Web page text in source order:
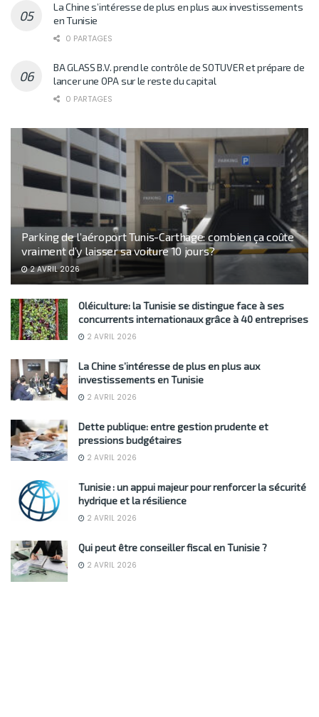
La Chine s’intéresse de plus en plus aux investissements
en Tunisie
0 PARTAGES
BA GLASS B.V. prend le contrôle de SOTUVER et prépare de
lancer une OPA sur le reste du capital
0 PARTAGES
Parking de l’aéroport Tunis-Carthage: combien ça coûte
vraiment d’y laisser sa voiture 10 jours?
2 AVRIL 2026
Oléiculture: la Tunisie se distingue face à ses
concurrents internationaux grâce à 40 entreprises
2 AVRIL 2026
La Chine s’intéresse de plus en plus aux
investissements en Tunisie
2 AVRIL 2026
Dette publique: entre gestion prudente et
pressions budgétaires
2 AVRIL 2026
Tunisie : un appui majeur pour renforcer la sécurité
hydrique et la résilience
2 AVRIL 2026
Qui peut être conseiller fiscal en Tunisie ?
2 AVRIL 2026